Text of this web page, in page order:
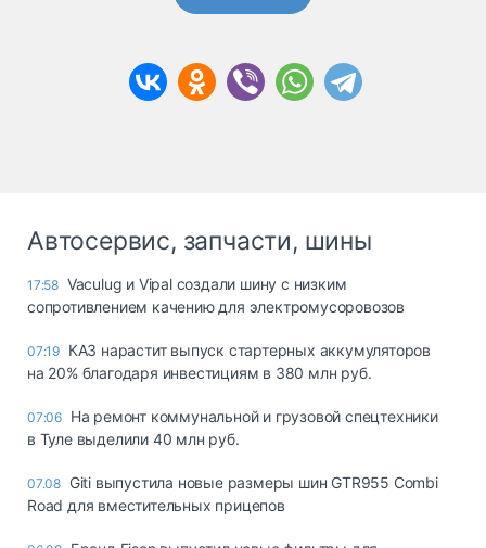
Автосервис, запчасти, шины
17:58 Vaculug и Vipal создали шину с низким
сопротивлением качению для электромусоровозов
07:19 КАЗ нарастит выпуск стартерных аккумуляторов
на 20% благодаря инвестициям в 380 млн руб.
07:06 На ремонт коммунальной и грузовой спецтехники
в Туле выделили 40 млн руб.
07.08 Giti выпустила новые размеры шин GTR955 Combi
Road для вместительных прицепов